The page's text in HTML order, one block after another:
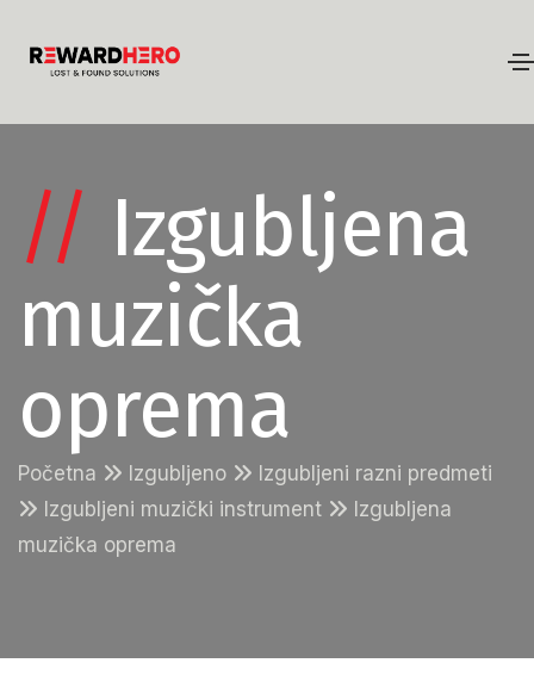
// Izgubljena
muzička
oprema
Početna Izgubljeno
Izgubljeni razni predmeti
Izgubljeni muzički instrument
Izgubljena
muzička oprema